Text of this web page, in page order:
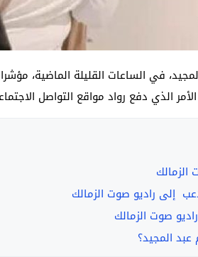
في الساعات القليلة الماضية،
الأمر الذي دفع رواد مواقع التواصل
إلى راديو صوت الزمالك
صوت الزمالك
المجيد؟